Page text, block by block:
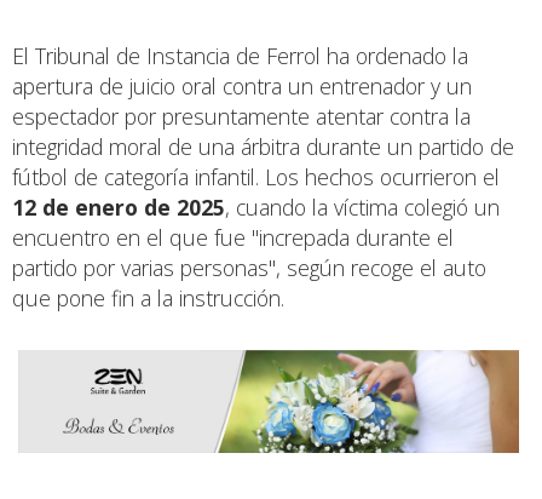
El Tribunal de Instancia de Ferrol ha ordenado la
apertura de juicio oral contra un entrenador y un
espectador por presuntamente atentar contra la
integridad moral de una árbitra durante un partido de
fútbol de categoría infantil. Los hechos ocurrieron el
12 de enero de 2025, cuando la víctima colegió un
encuentro en el que fue "increpada durante el
partido por varias personas", según recoge el auto
que pone fin a la instrucción.